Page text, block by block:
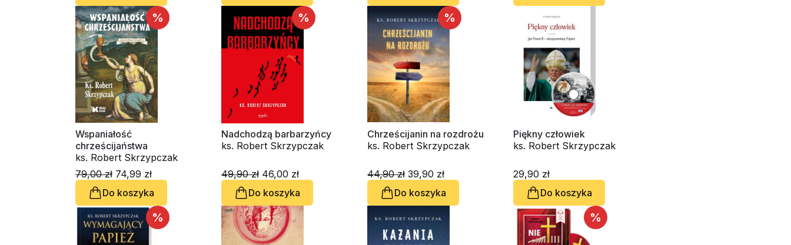
%
Wspaniałość
chrześcijaństwa
ks. Robert Skrzypczak
79,00 zł 74,99 zł
Do koszyka
%
Nadchodzą barbarzyńcy
ks. Robert Skrzypczak
49,90 zł 46,00 zł
Do koszyka
%
Chrześcijanin na rozdrożu
ks. Robert Skrzypczak
44,90 zł 39,90 zł
Do koszyka
Piękny człowiek
ks. Robert Skrzypczak
29,90 zł
Do koszyka
% %